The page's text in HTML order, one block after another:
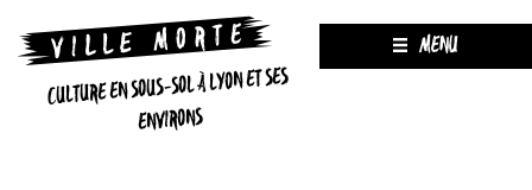
CULTURE EN SOUS-SOL À LYON ET SES
ENVIRONS
MENU